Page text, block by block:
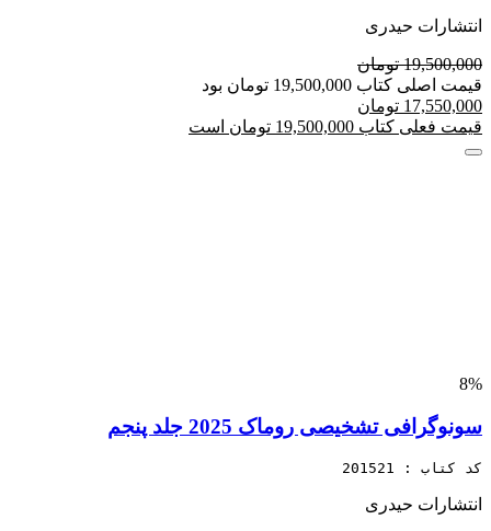
انتشارات حیدری
19,500,000 تومان
قیمت اصلی کتاب 19,500,000 تومان بود
17,550,000 تومان
قیمت فعلی کتاب 19,500,000 تومان است
8%
سونوگرافی تشخیصی روماک 2025 جلد پنجم
کد کتاب : 201521
انتشارات حیدری